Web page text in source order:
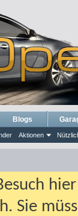
Aktionen
Blogs
Sie